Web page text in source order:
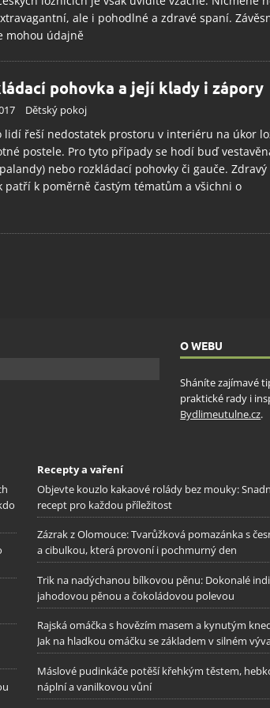
ale i pohodlné a zdravé spaní.
mohou údajně
pohovka a její klady i zápory
Dětský pokoj
lidí řeší nedostatek prostoru v interiéru na úkor
postele. Pro tyto případy se hodí buď
nebo rozkládací pohovky či gauče. Zdravý
patří k poměrně častým tématům a všichni o
O WEBU
Sháníte zajímavé
praktické rady i
Bydlimeutulne.cz.
Recepty a vaření
Objevte kouzlo kakaové rolády bez mouky:
recept pro každou příležitost
Zázrak z Olomouce: Tvarůžková pomazánka s
a cibulkou, která provoní i pochmurný den
Trik na nadýchanou bílkovou pěnu: Dokonalé
jahodovou pěnou a čokoládovou polevou
Rajská omáčka s hovězím masem a kynutým
Jak na hladkou omáčku se základem v silném
Máslové pudinkáče potěší křehkým těstem,
náplní a vanilkovou vůní